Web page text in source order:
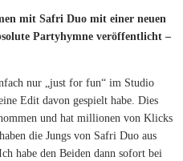
mit Safri Duo mit einer neuen
Partyhymne veröffentlicht –
nur „just for fun“ im Studio
Edit davon gespielt habe. Dies
und hat millionen von Klicks
die Jungs von Safri Duo aus
habe den Beiden dann sofort bei